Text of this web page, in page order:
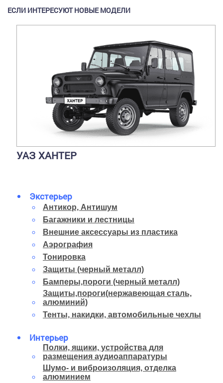
ЕСЛИ ИНТЕРЕСУЮТ НОВЫЕ МОДЕЛИ
УАЗ ХАНТЕР
Экстерьер
Антикор, Антишум
Багажники и лестницы
Внешние аксессуары из пластика
Аэрография
Тонировка
Защиты (черный металл)
Бамперы,пороги (черный металл)
Защиты,пороги(нержавеющая сталь,
алюминий)
Тенты, накидки, автомобильные чехлы
Интерьер
Полки, ящики, устройства для
размещения аудиоаппаратуры
Шумо- и виброизоляция, отделка
алюминием